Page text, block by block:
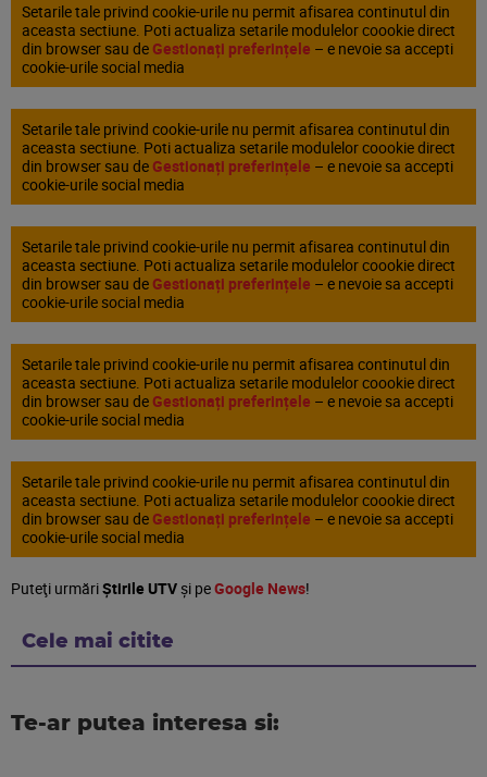
Setarile tale privind cookie-urile nu permit afisarea continutul din
aceasta sectiune. Poti actualiza setarile modulelor coookie direct
din browser sau de Gestionați preferințele – e nevoie sa accepti
cookie-urile social media
Setarile tale privind cookie-urile nu permit afisarea continutul din
aceasta sectiune. Poti actualiza setarile modulelor coookie direct
din browser sau de Gestionați preferințele – e nevoie sa accepti
cookie-urile social media
Setarile tale privind cookie-urile nu permit afisarea continutul din
aceasta sectiune. Poti actualiza setarile modulelor coookie direct
din browser sau de Gestionați preferințele – e nevoie sa accepti
cookie-urile social media
Setarile tale privind cookie-urile nu permit afisarea continutul din
aceasta sectiune. Poti actualiza setarile modulelor coookie direct
din browser sau de Gestionați preferințele – e nevoie sa accepti
cookie-urile social media
Setarile tale privind cookie-urile nu permit afisarea continutul din
aceasta sectiune. Poti actualiza setarile modulelor coookie direct
din browser sau de Gestionați preferințele – e nevoie sa accepti
cookie-urile social media
Puteţi urmăriȘtirile UTVşi peGoogle News!
Cele mai citite
Te-ar putea interesa si: